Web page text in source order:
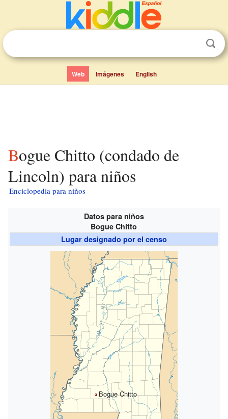
Web Imágenes English
Bogue Chitto (condado de
Lincoln) para niños
Enciclopedia para niños
Datos para niños
Bogue Chitto
Lugar designado por el censo
Bogue Chitto